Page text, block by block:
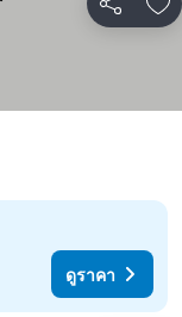
แชร์ เ
ดูราคา